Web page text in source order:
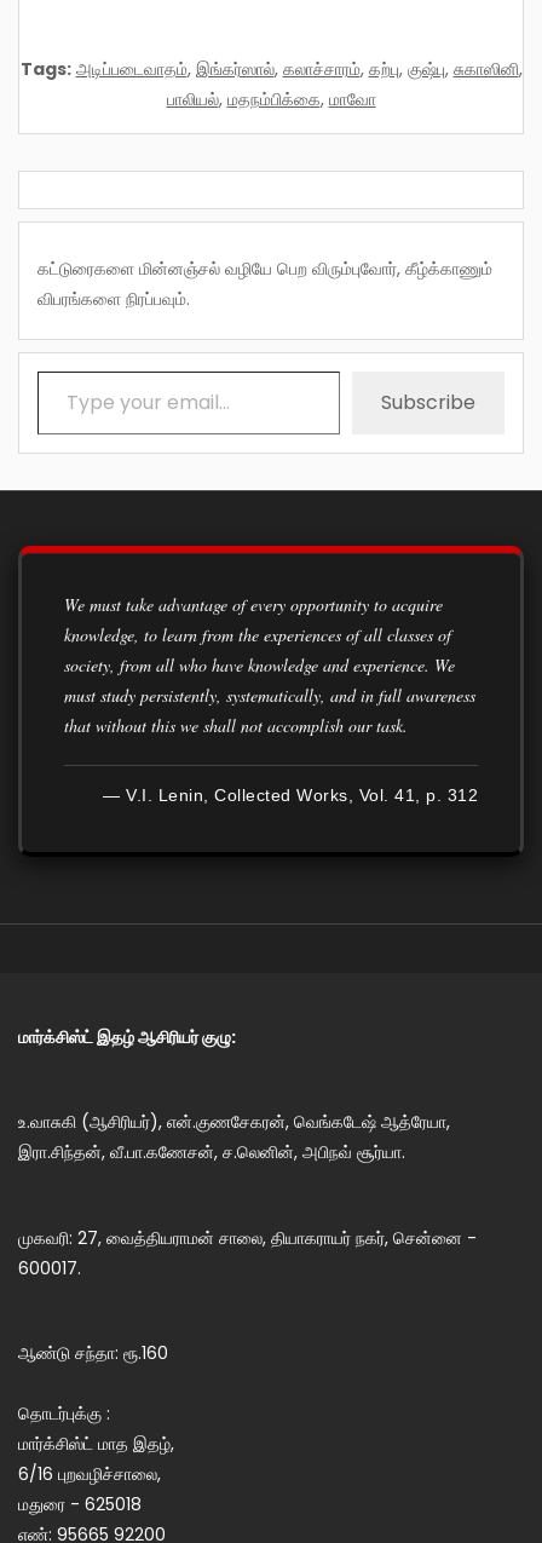
Tags: அடிப்படைவாதம், இங்கர்ஸால், கலாச்சாரம், கற்பு, குஷ்பு, சுகாஸினி,
பாலியல், மதநம்பிக்கை, மாவோ
கட்டுரைகளை மின்னஞ்சல் வழியே பெற விரும்புவோர், கீழ்க்காணும்
விபரங்களை நிரப்பவும்.
Type your email…
Subscribe
We must take advantage of every opportunity to acquire
knowledge, to learn from the experiences of all classes of
society, from all who have knowledge and experience. We
must study persistently, systematically, and in full awareness
that without this we shall not accomplish our task.
— V.I. Lenin, Collected Works, Vol. 41, p. 312
மார்க்சிஸ்ட் இதழ் ஆசிரியர் குழு:
உ.வாசுகி (ஆசிரியர்), என்.குணசேகரன், வெங்கடேஷ் ஆத்ரேயா,
இரா.சிந்தன், வீ.பா.கணேசன், ச.லெனின், அபிநவ் சூர்யா.
முகவரி: 27, வைத்தியராமன் சாலை, தியாகராயர் நகர், சென்னை -
600017.
ஆண்டு சந்தா: ரூ.160
தொடர்புக்கு :
மார்க்சிஸ்ட் மாத இதழ்,
6/16 புறவழிச்சாலை,
மதுரை - 625018
எண்: 95665 92200